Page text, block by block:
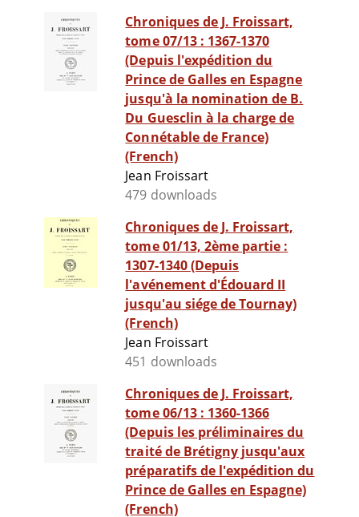
Chroniques de J. Froissart,
tome 07/13 : 1367-1370
(Depuis l'expédition du
Prince de Galles en Espagne
jusqu'à la nomination de B.
Du Guesclin à la charge de
Connétable de France)
(French)
Jean Froissart
479 downloads
Chroniques de J. Froissart,
tome 01/13, 2ème partie :
1307-1340 (Depuis
l'avénement d'Édouard II
jusqu'au siége de Tournay)
(French)
Jean Froissart
451 downloads
Chroniques de J. Froissart,
tome 06/13 : 1360-1366
(Depuis les préliminaires du
traité de Brétigny jusqu'aux
préparatifs de l'expédition du
Prince de Galles en Espagne)
(French)